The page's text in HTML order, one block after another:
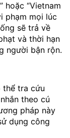
hoặc “Vietnam
phạm mọi lúc
sẽ trả về
và thời hạn
người bận rộn.
thể tra cứu
theo cú
pháp này
dụng công